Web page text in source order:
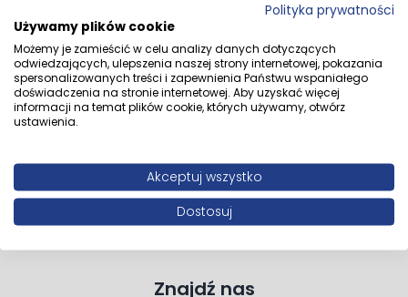
Adresul. Fabryczna 11, 57-100 Strzelin
E-mail sklep.strzelin@multiform.pl
Telefon
+48 71 392 28 99
Wyznacz trasę
Znajdź nas
Polityka prywatności
Używamy plików cookie
Możemy je zamieścić w celu analizy danych dotyczących
odwiedzających, ulepszenia naszej strony internetowej, pokazania
spersonalizowanych treści i zapewnienia Państwu wspaniałego
doświadczenia na stronie internetowej. Aby uzyskać więcej
informacji na temat plików cookie, których używamy, otwórz
ustawienia.
Akceptuj wszystko
Dostosuj